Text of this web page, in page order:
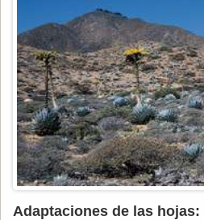
Adaptaciones de las hojas: